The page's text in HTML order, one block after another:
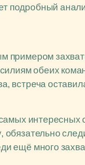
подробный
примером
обеих
встреча
обязательно
ещё много